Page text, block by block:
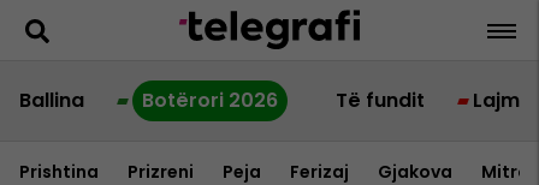
Ballina Botërori 2026 Të fundit Lajme
Prishtina Prizreni Peja Ferizaj Gjakova